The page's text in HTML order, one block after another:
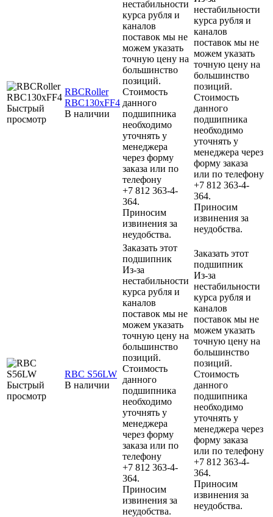
Быстрый
просмотр
RBCRoller
RBC130xFF4
В наличии
нестабильности
курса рубля и
каналов
поставок мы не
можем указать
точную цену на
большинство
позиций.
Стоимость
данного
подшипника
необходимо
уточнять у
менеджера
через форму
заказа или по
телефону
+7 812 363-4-
364.
Приносим
извинения за
неудобства.
нестабильности
курса рубля и
каналов
поставок мы не
можем указать
точную цену на
большинство
позиций.
Стоимость
данного
подшипника
необходимо
уточнять у
менеджера через
форму заказа
или по телефону
+7 812 363-4-
364.
Приносим
извинения за
неудобства.
Быстрый
просмотр
RBC S56LW
В наличии
Заказать этот
подшипник
Из-за
нестабильности
курса рубля и
каналов
поставок мы не
можем указать
точную цену на
большинство
позиций.
Стоимость
данного
подшипника
необходимо
уточнять у
менеджера
через форму
заказа или по
телефону
+7 812 363-4-
364.
Приносим
извинения за
неудобства.
Заказать этот
подшипник
Из-за
нестабильности
курса рубля и
каналов
поставок мы не
можем указать
точную цену на
большинство
позиций.
Стоимость
данного
подшипника
необходимо
уточнять у
менеджера через
форму заказа
или по телефону
+7 812 363-4-
364.
Приносим
извинения за
неудобства.